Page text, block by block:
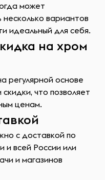
может
вариантов
идеальный для себя.
на хром
регулярной основе
что позволяет
ценам.
с доставкой по
и всей России или
и магазинов